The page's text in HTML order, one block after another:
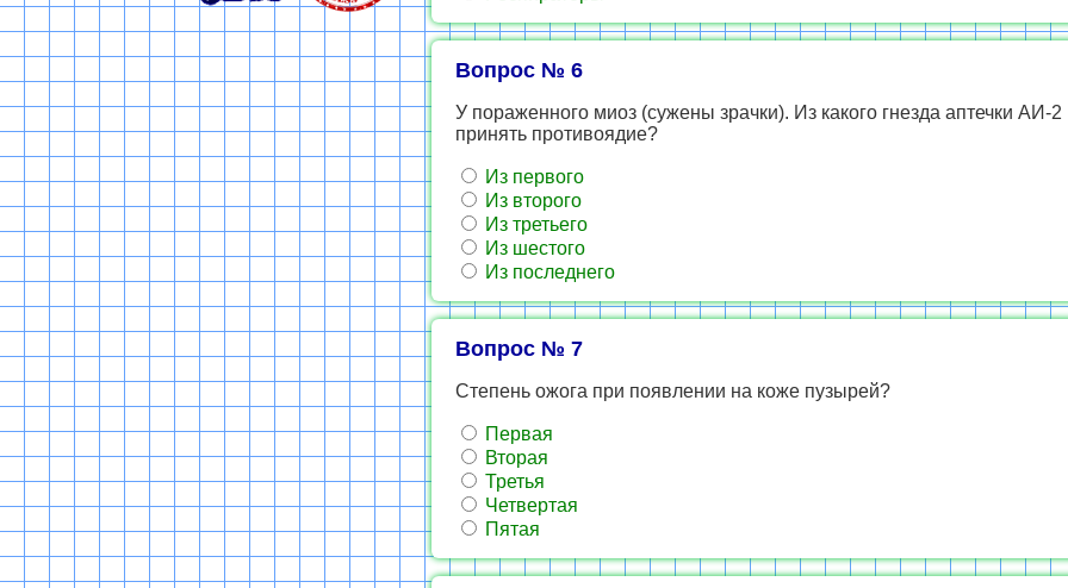
Вопрос № 6
У пораженного миоз (сужены зрачки). Из какого гнезда аптечки АИ-2
принять противоядие?
Из первого
Из второго
Из третьего
Из шестого
Из последнего
Вопрос № 7
Степень ожога при появлении на коже пузырей?
Первая
Вторая
Третья
Четвертая
Пятая